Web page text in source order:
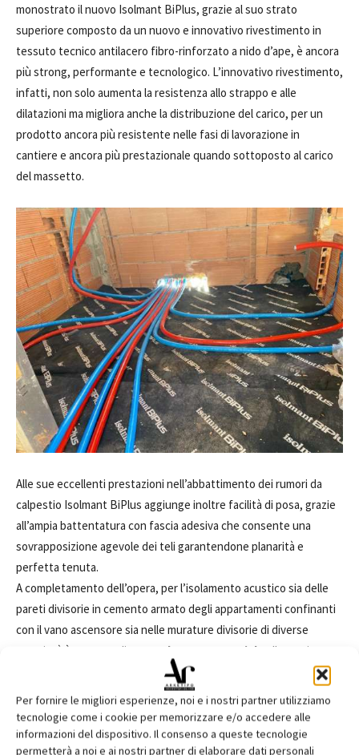
Per fornire le migliori esperienze, noi e i nostri partner utilizziamo
tecnologie come i cookie per memorizzare e/o accedere alle
informazioni del dispositivo. Il consenso a queste tecnologie
permetterà a noi e ai nostri partner di elaborare dati personali
monostrato il nuovo Isolmant BiPlus, grazie al suo strato
superiore composto da un nuovo e innovativo rivestimento in
tessuto tecnico antilacero fibro-rinforzato a nido d’ape, è ancora
più strong, performante e tecnologico. L’innovativo rivestimento,
infatti, non solo aumenta la resistenza allo strappo e alle
dilatazioni ma migliora anche la distribuzione del carico, per un
prodotto ancora più resistente nelle fasi di lavorazione in
cantiere e ancora più prestazionale quando sottoposto al carico
del massetto.
Alle sue eccellenti prestazioni nell’abbattimento dei rumori da
calpestio Isolmant BiPlus aggiunge inoltre facilità di posa, grazie
all’ampia battentatura con fascia adesiva che consente una
sovrapposizione agevole dei teli garantendone planarità e
perfetta tenuta.
A completamento dell’opera, per l’isolamento acustico sia delle
pareti divisorie in cemento armato degli appartamenti confinanti
con il vano ascensore sia nelle murature divisorie di diverse
proprietà è stato applicato
IsolGypsum Special nella versione
L’innovativa soluzione del sistema a secco
Isolmant4you
è il
prodotto ideale per raggiungere ottimi livelli di isolamento dai
rumori e allo stesso tempo migliorare il comfort termico degli